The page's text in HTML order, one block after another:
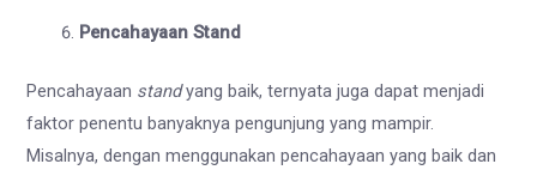
Pencahayaan Stand
Pencahayaan standyang baik, ternyata juga dapat menjadi
faktor penentu banyaknya pengunjung yang mampir.
Misalnya, dengan menggunakan pencahayaan yang baik dan